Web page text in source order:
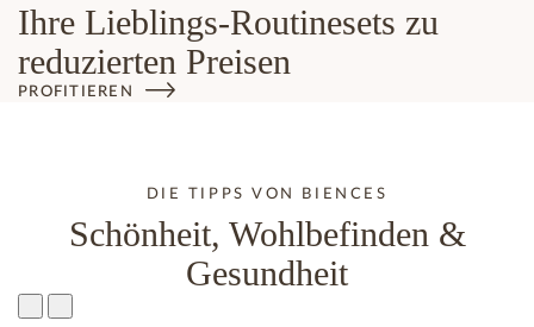
Ihre Lieblings-Routinesets zu
reduzierten Preisen
PROFITIEREN
DIE TIPPS VON BIENCES
Schönheit, Wohlbefinden &
Gesundheit